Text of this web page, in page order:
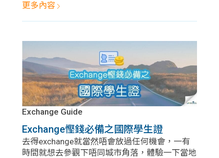
更多內容
Exchange Guide
Exchange慳錢必備之國際學生證
去得exchange就當然唔會放過任何機會，一有
時間就想去參觀下唔同城市角落，體驗一下當地